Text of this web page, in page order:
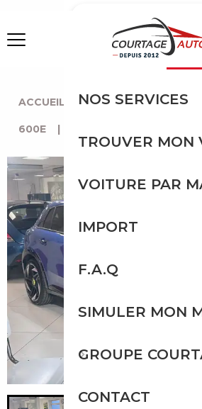
ACCUEIL TOUTES LES
600E |
NOS SERVICES
TROUVER MON
VOITURE PAR
IMPORT
F.A.Q
SIMULER MON
GROUPE
CONTACT